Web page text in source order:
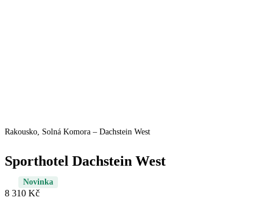
Rakousko, Solná Komora – Dachstein West
Sporthotel Dachstein West
Novinka
8 310 Kč